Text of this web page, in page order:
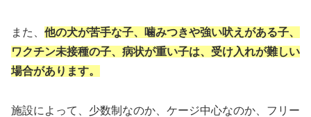
また、 他の犬が苦手な子、噛みつきや強い吠えがある子、
ワクチン未接種の子、病状が重い子は、受け入れが難しい
場合があります。
施設によって、少数制なのか、ケージ中心なのか、フリー